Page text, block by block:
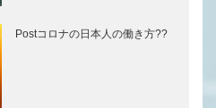
Postコロナの日本人の働き方??